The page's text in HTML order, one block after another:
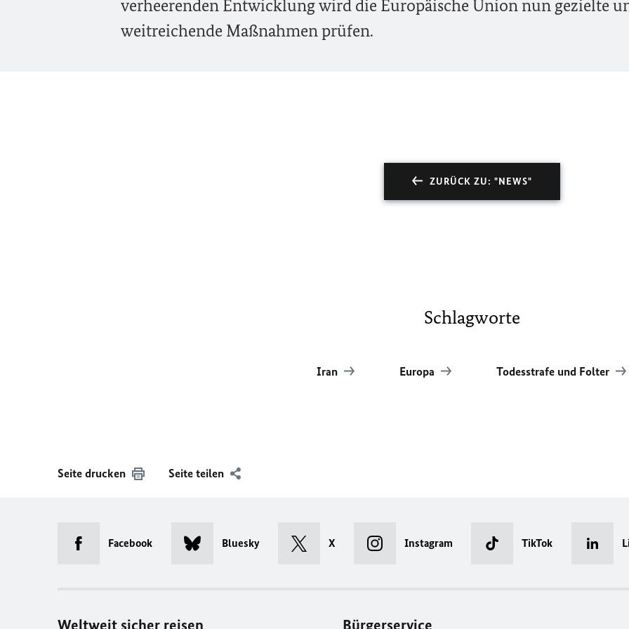
verheerenden Entwicklung wird die Europäische Union nun gezielte
weitreichende Maßnahmen prüfen.
ZURÜCK ZU: "NEWS"
Schlagworte
Iran Europa Todesstrafe und Folter
Seite drucken Seite teilen
Facebook Bluesky X Instagram TikTok
Weltweit sicher reisen Bürgerservice